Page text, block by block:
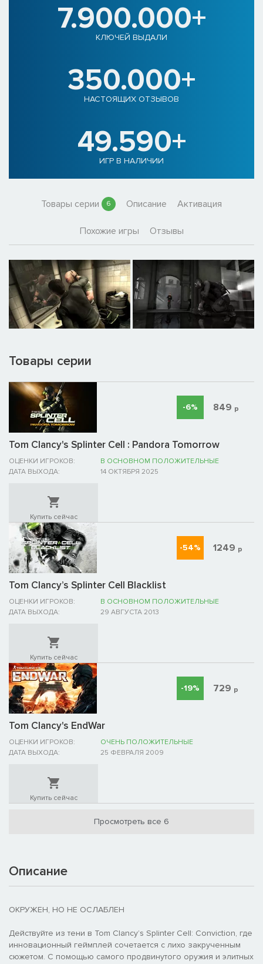
7.900.000+
КЛЮЧЕЙ ВЫДАЛИ
350.000+
НАСТОЯЩИХ ОТЗЫВОВ
49.590+
ИГР В НАЛИЧИИ
Товары серии 6 Описание Активация
Похожие игры Отзывы
Товары серии
Tom Clancy's Splinter Cell : Pandora Tomorrow
ОЦЕНКИ ИГРОКОВ:
В ОСНОВНОМ ПОЛОЖИТЕЛЬНЫЕ
ДАТА ВЫХОДА:
14 ОКТЯБРЯ 2025
-6% 849 р
Купить сейчас
Tom Clancy’s Splinter Cell Blacklist
ОЦЕНКИ ИГРОКОВ:
В ОСНОВНОМ ПОЛОЖИТЕЛЬНЫЕ
ДАТА ВЫХОДА:
29 АВГУСТА 2013
-54% 1249 р
Купить сейчас
Tom Clancy's EndWar
ОЦЕНКИ ИГРОКОВ:
ОЧЕНЬ ПОЛОЖИТЕЛЬНЫЕ
ДАТА ВЫХОДА:
25 ФЕВРАЛЯ 2009
-19% 729 р
Купить сейчас
Просмотреть все 6
Описание
ОКРУЖЕН, НО НЕ ОСЛАБЛЕН
Действуйте из тени в Tom Clancy’s Splinter Cell: Conviction, где
инновационный геймплей сочетается с лихо закрученным
сюжетом. С помощью самого продвинутого оружия и элитных